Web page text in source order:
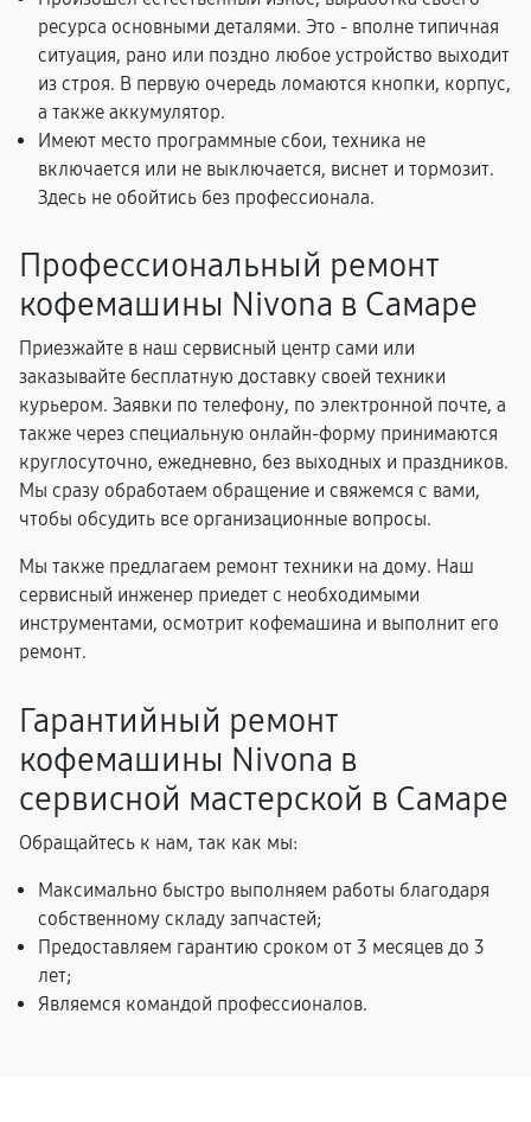
ресурса основными деталями. Это - вполне типичная
ситуация, рано или поздно любое устройство выходит
из строя. В первую очередь ломаются кнопки, корпус,
а также аккумулятор.
Имеют место программные сбои, техника не
включается или не выключается, виснет и тормозит.
Здесь не обойтись без профессионала.
Профессиональный ремонт
кофемашины Nivona в Самаре
Приезжайте в наш сервисный центр сами или
заказывайте бесплатную доставку своей техники
курьером. Заявки по телефону, по электронной почте, а
также через специальную онлайн-форму принимаются
круглосуточно, ежедневно, без выходных и праздников.
Мы сразу обработаем обращение и свяжемся с вами,
чтобы обсудить все организационные вопросы.
Мы также предлагаем ремонт техники на дому. Наш
сервисный инженер приедет с необходимыми
инструментами, осмотрит кофемашина и выполнит его
ремонт.
Гарантийный ремонт
кофемашины Nivona в
сервисной мастерской в Самаре
Обращайтесь к нам, так как мы:
Максимально быстро выполняем работы благодаря
собственному складу запчастей;
Предоставляем гарантию сроком от 3 месяцев до 3
лет;
Являемся командой профессионалов.